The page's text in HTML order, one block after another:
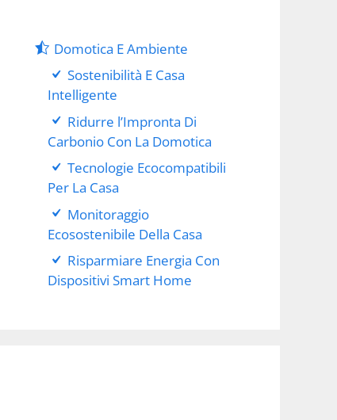
Domotica E Ambiente
Sostenibilità E Casa
Intelligente
Ridurre l’Impronta Di
Carbonio Con La Domotica
Tecnologie Ecocompatibili
Per La Casa
Monitoraggio
Ecosostenibile Della Casa
Risparmiare Energia Con
Dispositivi Smart Home